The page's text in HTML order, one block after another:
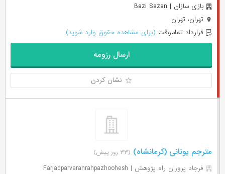
بازی سازان | Bazi Sazan
تهران، تهران
قرارداد تمام‌وقت (برای مشاهده حقوق وارد شوید)
ارسال رزومه
نشان کردن
مترجم یونانی (کرمانشاه) (۳۳ روز پیش)
فرجاد پروران راه پژوهش | Farjadparvaranrahpazhoohesh